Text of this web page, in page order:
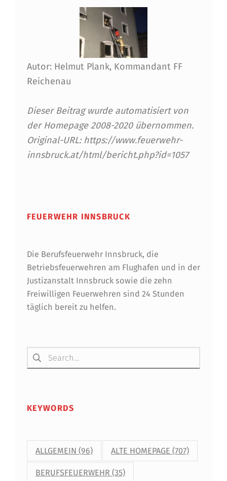
L
I
N
H
A
"
Ü
B
U
N
E
R
F
A
R
Autor: Helmut Plank, Kommandant FF
Reichenau
Dieser Beitrag wurde automatisiert von
der Homepage 2008-2020 übernommen.
Original-URL: https://www.feuerwehr-
innsbruck.at/html/bericht.php?id=1057
FEUERWEHR INNSBRUCK
Die Berufsfeuerwehr Innsbruck, die
Betriebsfeuerwehren am Flughafen und in der
Justizanstalt Innsbruck sowie die zehn
Freiwilligen Feuerwehren sind 24 Stunden
täglich bereit zu helfen.
Suchen nach:
KEYWORDS
ALLGEMEIN (96) ALTE HOMEPAGE (707)
BERUFSFEUERWEHR (35)